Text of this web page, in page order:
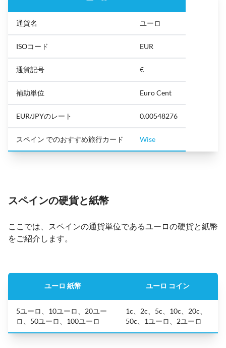
通貨名 ユーロ
ISOコード EUR
通貨記号 €
補助単位 Euro Cent
EUR/JPYのレート 0.00548276
スペイン でのおすすめ旅行カード Wise
スペインの硬貨と紙幣
ここでは、スペインの通貨単位であるユーロの硬貨と紙幣
をご紹介します。
ユーロ 紙幣 ユーロ コイン
5ユーロ、10ユーロ、20ユー
ロ、50ユーロ、100ユーロ
1c、2c、5c、10c、20c、
50c、1ユーロ、2ユーロ